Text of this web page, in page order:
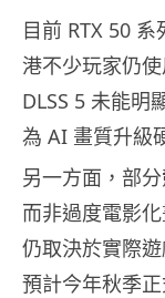
目前 RTX 50
港不少玩家仍
DLSS 5 未能明
為 AI 畫質升級
另一方面，部
而非過度電影
仍取決於實際
預計今年秋季